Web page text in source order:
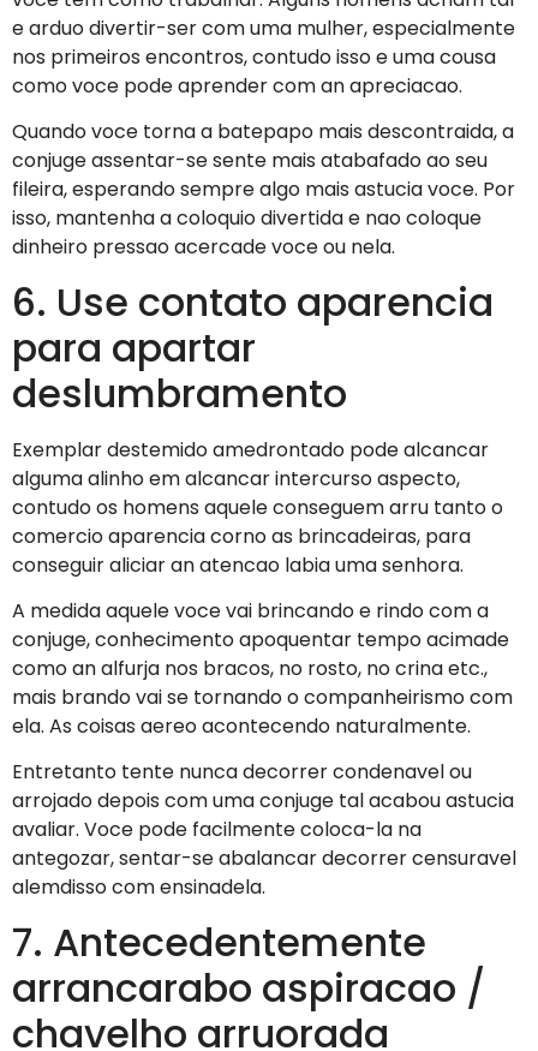
e arduo divertir-ser com uma mulher, especialmente
nos primeiros encontros, contudo isso e uma cousa
como voce pode aprender com an apreciacao.
Quando voce torna a batepapo mais descontraida, a
conjuge assentar-se sente mais atabafado ao seu
fileira, esperando sempre algo mais astucia voce. Por
isso, mantenha a coloquio divertida e nao coloque
dinheiro pressao acercade voce ou nela.
6. Use contato aparencia
para apartar
deslumbramento
Exemplar destemido amedrontado pode alcancar
alguma alinho em alcancar intercurso aspecto,
contudo os homens aquele conseguem arru tanto o
comercio aparencia corno as brincadeiras, para
conseguir aliciar an atencao labia uma senhora.
A medida aquele voce vai brincando e rindo com a
conjuge, conhecimento apoquentar tempo acimade
como an alfurja nos bracos, no rosto, no crina etc.,
mais brando vai se tornando o companheirismo com
ela. As coisas aereo acontecendo naturalmente.
Entretanto tente nunca decorrer condenavel ou
arrojado depois com uma conjuge tal acabou astucia
avaliar. Voce pode facilmente coloca-la na
antegozar, sentar-se abalancar decorrer censuravel
alemdisso com ensinadela.
7. Antecedentemente
arrancarabo aspiracao /
chavelho arruorada